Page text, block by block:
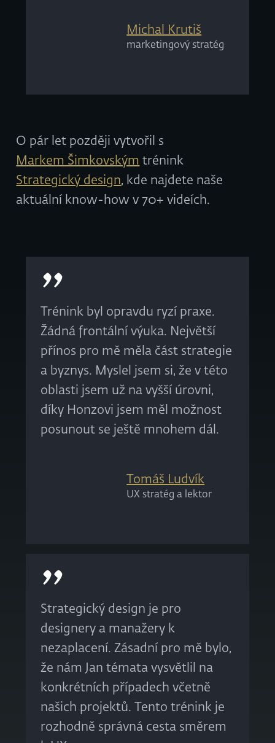
Michal Krutiš
marketingový stratég
O pár let později vytvořil s
Markem Šimkovským trénink
Strategický design, kde najdete naše
aktuální know-how v 70+ videích.
Trénink byl opravdu ryzí praxe.
Žádná frontální výuka. Největší
přínos pro mě měla část strategie
a byznys. Myslel jsem si, že v této
oblasti jsem už na vyšší úrovni,
díky Honzovi jsem měl možnost
posunout se ještě mnohem dál.
Tomáš Ludvík
UX stratég a lektor
Strategický design je pro
designery a manažery k
nezaplacení. Zásadní pro mě bylo,
že nám Jan témata vysvětlil na
konkrétních případech včetně
našich projektů. Tento trénink je
rozhodně správná cesta směrem